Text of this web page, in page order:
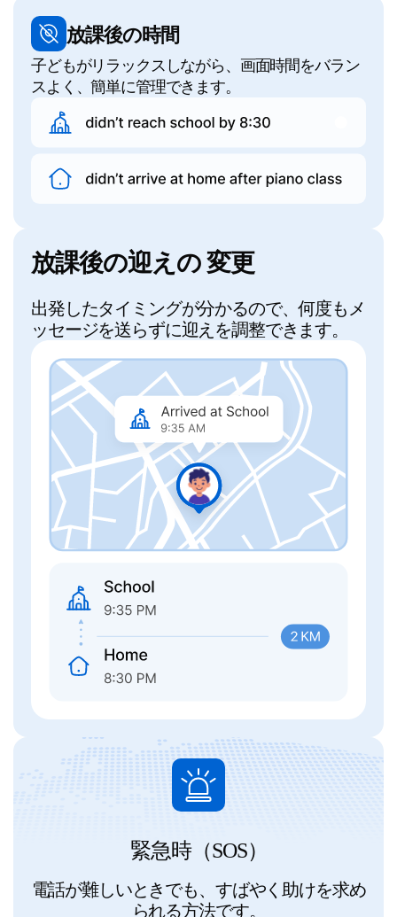
放課後の時間
子どもがリラックスしながら、画面時間をバラン
スよく、簡単に管理できます。
放課後の迎えの 変更
出発したタイミングが分かるので、何度もメ
ッセージを送らずに迎えを調整できます。
緊急時（SOS）
電話が難しいときでも、すばやく助けを求め
られる方法です。